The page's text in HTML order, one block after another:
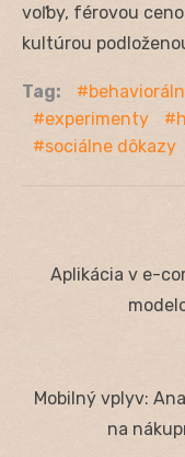
voľby, férovou
kultúrou
Tag:
experimenty
sociálne dôkazy
Navigácia
Previous
Aplikácia v e-
Next
Mobilný vplyv:
na